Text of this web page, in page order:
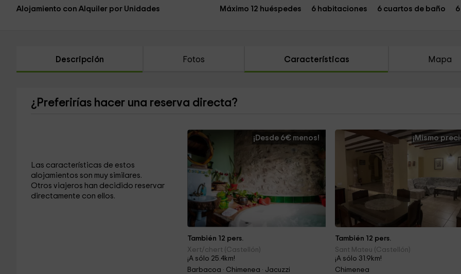
Alojamiento con Alquiler por Unidades Máximo 12 huéspedes 6 habitaciones 6 cuartos de baño
Descripción Fotos Características Mapa
¿Preferirías hacer una reserva directa?
Las características de estos
alojamientos son muy similares.
Otros viajeros han decidido reservar
directamente con ellos.
¡Desde 6€ menos!
También 12 pers.
Xert/chert (Castellón)
¡A sólo 25.4km!
Barbacoa · Chimenea · Jacuzzi
¡Mismo
También 12 pers.
Sant Mateu (Castellón)
¡A sólo 31.9km!
Chimenea